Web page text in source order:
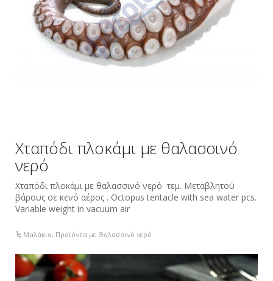
Χταπόδι πλοκάμι με θαλασσινό
νερό
Χταπόδι πλοκάμι με θαλασσινό νερό τεμ. Μεταβλητού
βάρους σε κενό αέρος . Octopus tentacle with sea water pcs.
Variable weight in vacuum air
Μαλάκια, Προϊόντα με Θαλασσινό νερό